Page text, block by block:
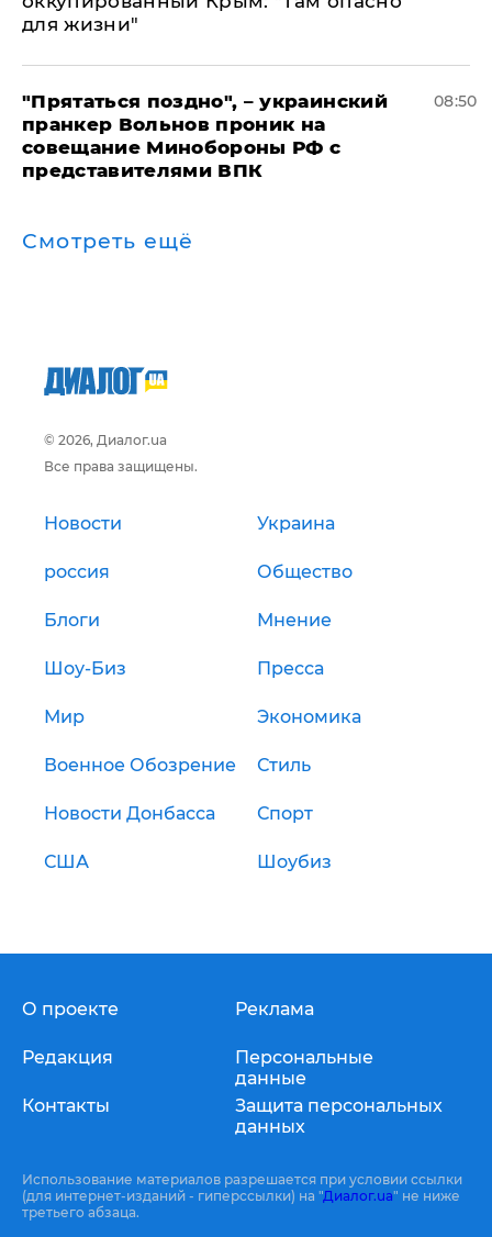
для жизни"
"Прятаться поздно", – украинский
пранкер Вольнов проник на
совещание Минобороны РФ с
представителями ВПК
08:50
Смотреть ещё
© 2026, Диалог.ua
Все права защищены.
Новости Украина
россия Общество
Блоги Мнение
Шоу-Биз Пресса
Мир Экономика
Военное Обозрение Стиль
Новости Донбасса Спорт
США Шоубиз
О проекте
Редакция
Контакты
Реклама
Персональные
данные
Защита персональных
данных
Использование материалов разрешается при условии ссылки
(для интернет-изданий - гиперссылки) на "Диалог.ua" не ниже
третьего абзаца.